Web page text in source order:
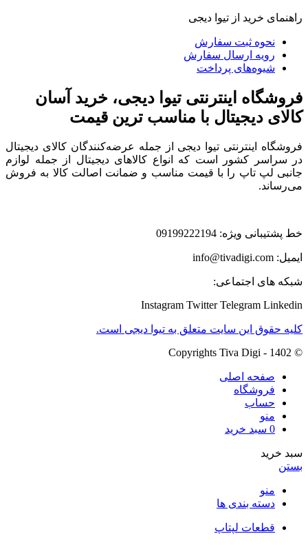
راهنمای خرید از تیوا دیجی
نحوه ثبت سفارش
رویه ارسال سفارش
شیوه‌های پرداخت
فروشگاه اینترنتی تیوا دیجی، خرید آسان
کالای دیجیتال با مناسب ترین قیمت
فروشگاه اینترنتی تیوا دیجی از جمله عرضه‌کنندگان کالای دیجیتال
در سراسر کشور است که انواع کالاهای دیجیتال از جمله لوازم
جانبی لپ تاپ را با قیمت مناسب و ضمانت اصالت کالا به فروش
می‌رساند.
خط پشتیبانی ویژه: 09199222194
ایمیل: info@tivadigi.com
شبکه های اجتماعی:
Instagram Twitter Telegram Linkedin
کلیه حقوق این سایت متعلق به تیوا دیجی است.
© Copyrights Tiva Digi - 1402
صفحه اصلی
فروشگاه
حساب
منو
0 سبد خرید
سبد خرید
بستن
منو
دسته بندی ها
قطعات لپتاپ